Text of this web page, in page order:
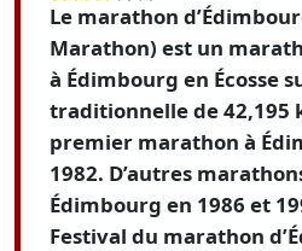
Le marathon
Marathon) est un
à Édimbourg en Écosse
traditionnelle de 42,195
premier marathon à
1982. D’autres
Édimbourg en 1986 et
Festival du marathon